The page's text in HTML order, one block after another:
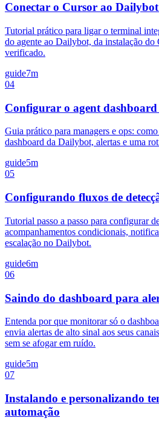
Conectar o Cursor ao Dailybot
Tutorial prático para ligar o terminal
do agente ao Dailybot, da instalação
verificado.
guide7m
04
Configurar o agent dashboard
Guia prático para managers e ops:
dashboard da Dailybot, alertas e uma
guide5m
05
Configurando fluxos de
Tutorial passo a passo para configurar
acompanhamentos condicionais,
escalação no Dailybot.
guide6m
06
Saindo do dashboard para
Entenda por que monitorar só o
envia alertas de alto sinal aos seus
sem se afogar em ruído.
guide5m
07
Instalando e personalizando
automação